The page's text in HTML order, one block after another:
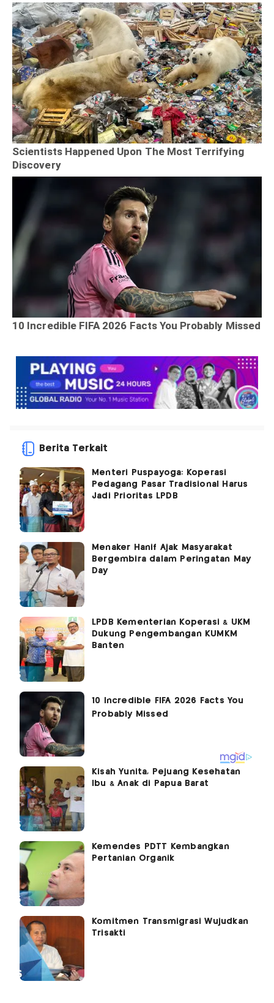
Berita Terkait
Menteri Puspayoga: Koperasi
Pedagang Pasar Tradisional Harus
Jadi Prioritas LPDB
Menaker Hanif Ajak Masyarakat
Bergembira dalam Peringatan May
Day
LPDB Kementerian Koperasi & UKM
Dukung Pengembangan KUMKM
Banten
Kisah Yunita, Pejuang Kesehatan
Ibu & Anak di Papua Barat
Kemendes PDTT Kembangkan
Pertanian Organik
Komitmen Transmigrasi Wujudkan
Trisakti